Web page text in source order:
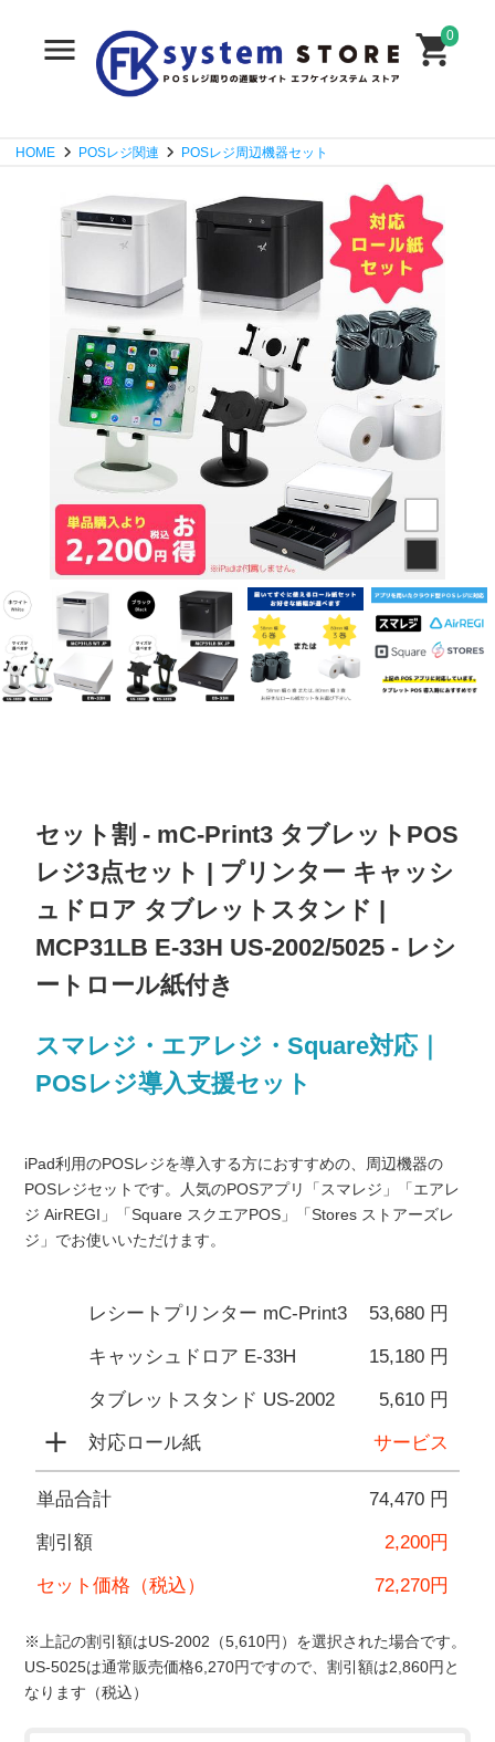
0
HOME POSレジ関連 POSレジ周辺機器セット
セット割 - mC-Print3 タブレットPOS
レジ3点セット | プリンター キャッシ
ュドロア タブレットスタンド |
MCP31LB E-33H US-2002/5025 - レシ
ートロール紙付き
スマレジ・エアレジ・Square対応｜
POSレジ導入支援セット
iPad利用のPOSレジを導入する方におすすめの、周辺機器の
POSレジセットです。人気のPOSアプリ「スマレジ」「エアレ
ジ AirREGI」「Square スクエアPOS」「Stores ストアーズレ
ジ」でお使いいただけます。
＋
レシートプリンター mC-Print3
53,680 円
キャッシュドロア E-33H
15,180 円
タブレットスタンド US-2002
5,610 円
対応ロール紙
サービス
単品合計
74,470 円
割引額
2,200円
セット価格（税込）
72,270円
※上記の割引額はUS-2002（5,610円）を選択された場合です。
US-5025は通常販売価格6,270円ですので、割引額は2,860円と
なります（税込）